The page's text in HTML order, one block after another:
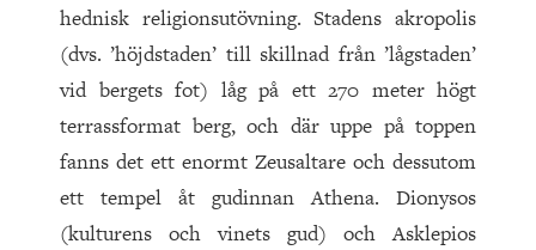
hednisk religionsutövning. Stadens akropolis
(dvs. ’höjdstaden’ till skillnad från ’lågstaden’
vid bergets fot) låg på ett 270 meter högt
terrassformat berg, och där uppe på toppen
fanns det ett enormt Zeusaltare och dessutom
ett tempel åt gudinnan Athena. Dionysos
(kulturens och vinets gud) och Asklepios